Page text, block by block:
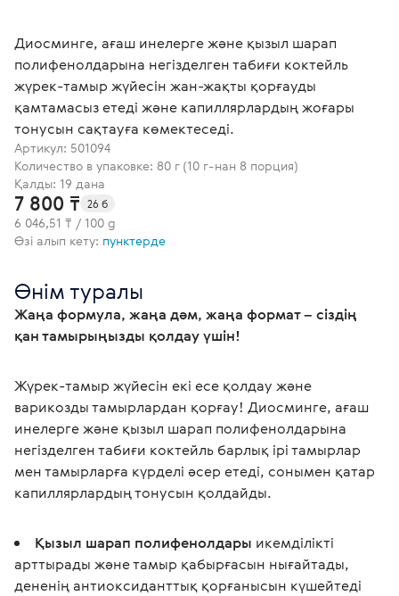
Диосминге, ағаш инелерге және қызыл шарап
полифенолдарына негізделген табиғи коктейль
жүрек-тамыр жүйесін жан-жақты қорғауды
қамтамасыз етеді және капиллярлардың жоғары
тонусын сақтауға көмектеседі.
Артикул: 501094
Количество в упаковке: 80 г (10 г-нан 8 порция)
Қалды: 19 дана
7 800 ₸ 26 б
6 046,51 ₸ / 100 g
Өзі алып кету: пунктерде
Өнім туралы
Жаңа формула, жаңа дәм, жаңа формат – сіздің
қан тамырыңызды қолдау үшін!
Жүрек-тамыр жүйесін екі есе қолдау және
варикозды тамырлардан қорғау! Диосминге, ағаш
инелерге және қызыл шарап полифенолдарына
негізделген табиғи коктейль барлық ірі тамырлар
мен тамырларға күрделі әсер етеді, сонымен қатар
капиллярлардың тонусын қолдайды.
Қызыл шарап полифенолдары икемділікті
арттырады және тамыр қабырғасын нығайтады,
дененің антиоксиданттық қорғанысын күшейтеді